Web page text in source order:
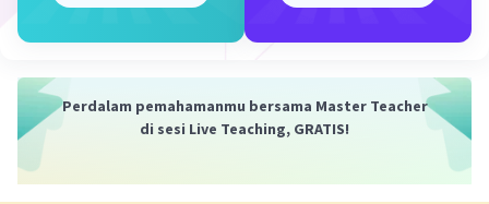
Perdalam pemahamanmu bersama Master Teacher
di sesi Live Teaching, GRATIS!